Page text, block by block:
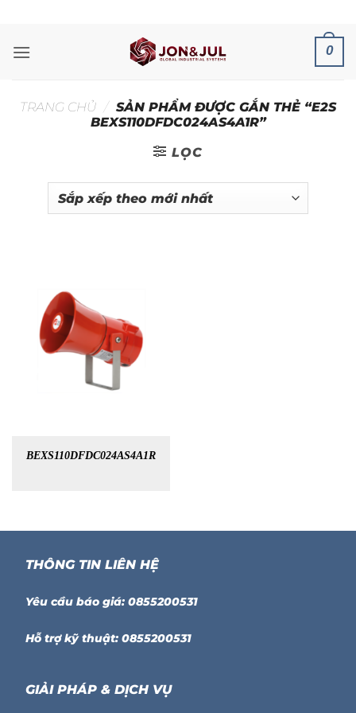
nội
0
TRANG CHỦ / SẢN PHẨM ĐƯỢC GẮN THẺ “E2S
BEXS110DFDC024AS4A1R”
LỌC
BEXS110DFDC024AS4A1R
THÔNG TIN LIÊN HỆ
Yêu cầu báo giá: 0855200531
Hỗ trợ kỹ thuật: 0855200531
GIẢI PHÁP & DỊCH VỤ